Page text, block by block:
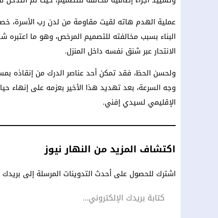
عملية الهدم هاته لقيت مقاومة من لدن رب الأسرة،
البناء بسبب مخالفته للتصميم المرخص، وهو ما
الانتحار عبر شنق نفسه داخل المنزل.
ولحسن الحظ، فقد تمكن أحد عناصر الدرك من إنقاذه
وجه السرعة، بعد تهديد هذا الأخير بعزمه على
الإقليمي لسيدي إفني.
اكتشاف المزيد من النهار نيوز
اشترك للحصول على أحدث التدوينات المرسلة إلى بريدك